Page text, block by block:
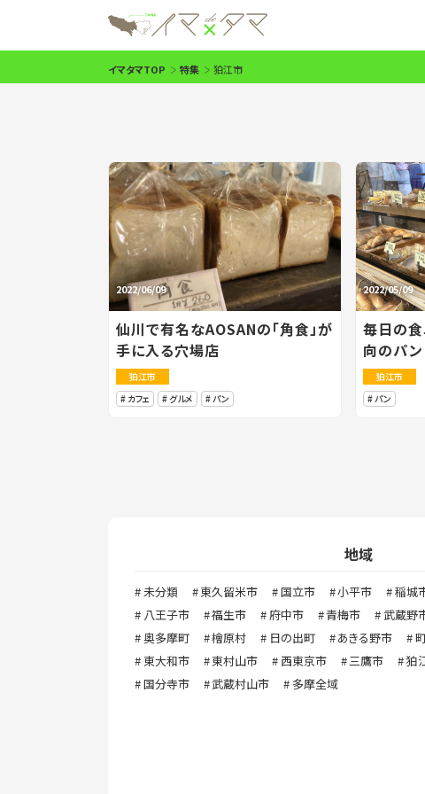
イマタマTOP 特集 狛江市
2022/06/09
仙川で有名なAOSANの「角食」が
手に入る穴場店
狛江市
カフェ
グルメ パン
2022/05/09
毎日の
向のパン
狛江市
パン
地域
未分類 東久留米市 国立市 小平市 稲城
八王子市
福生市 府中市 青梅市 武蔵野
奥多摩町
檜原村 日の出町 あきる野市
東大和市
東村山市 西東京市 三鷹市 狛
国分寺市
武蔵村山市 多摩全域